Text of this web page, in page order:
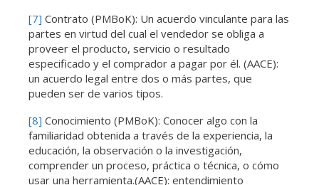
[7] Contrato (PMBoK): Un acuerdo vinculante para las
partes en virtud del cual el vendedor se obliga a
proveer el producto, servicio o resultado
especificado y el comprador a pagar por él. (AACE):
un acuerdo legal entre dos o más partes, que
pueden ser de varios tipos.
[8] Conocimiento (PMBoK): Conocer algo con la
familiaridad obtenida a través de la experiencia, la
educación, la observación o la investigación,
comprender un proceso, práctica o técnica, o cómo
usar una herramienta.(AACE): entendimiento